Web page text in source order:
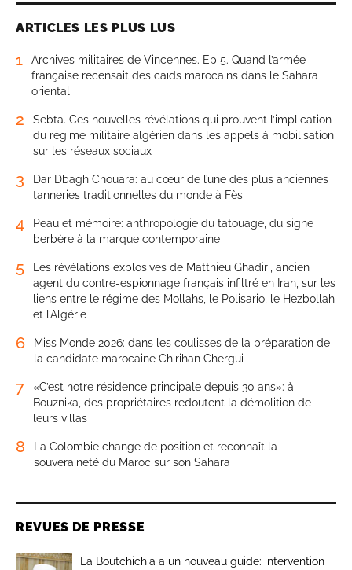
ARTICLES LES PLUS LUS
1
Archives militaires de Vincennes. Ep 5. Quand l’armée
française recensait des caïds marocains dans le Sahara
oriental
2
Sebta. Ces nouvelles révélations qui prouvent l’implication
du régime militaire algérien dans les appels à mobilisation
sur les réseaux sociaux
3
Dar Dbagh Chouara: au cœur de l’une des plus anciennes
tanneries traditionnelles du monde à Fès
4
Peau et mémoire: anthropologie du tatouage, du signe
berbère à la marque contemporaine
5
Les révélations explosives de Matthieu Ghadiri, ancien
agent du contre-espionnage français infiltré en Iran, sur les
liens entre le régime des Mollahs, le Polisario, le Hezbollah
et l’Algérie
6
Miss Monde 2026: dans les coulisses de la préparation de
la candidate marocaine Chirihan Chergui
7
«C’est notre résidence principale depuis 30 ans»: à
Bouznika, des propriétaires redoutent la démolition de
leurs villas
8
La Colombie change de position et reconnaît la
souveraineté du Maroc sur son Sahara
REVUES DE PRESSE
La Boutchichia a un nouveau guide: intervention